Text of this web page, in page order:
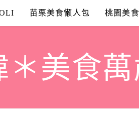
苗栗美食懶人包 桃園美
＊美食萬